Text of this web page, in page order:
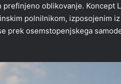
oblikovanje. Koncept
polnilnikom, izposojenim
prek osemstopenjskega